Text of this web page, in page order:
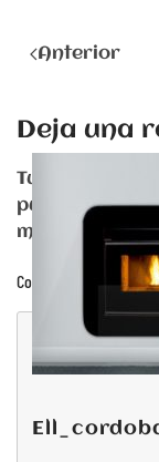
Anterior
Deja una
Tu dirección de correo electrónico no será
publicada.
marcados con
Comentario